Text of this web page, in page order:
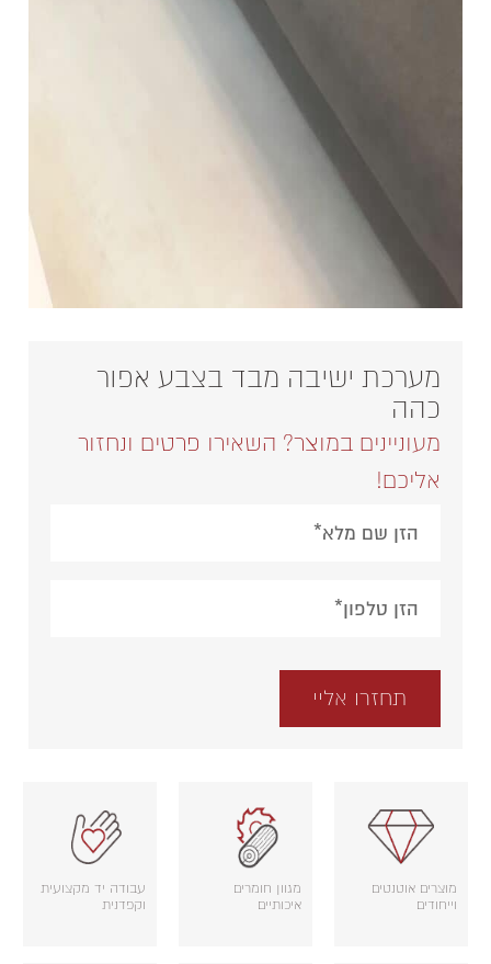
מערכת ישיבה מבד בצבע אפור
כהה
מעוניינים במוצר? השאירו פרטים ונחזור
אליכם!
מוצרים אוטנטים
וייחודים
מגוון חומרים
איכותיים
עבודה יד מקצועית
וקפדנית